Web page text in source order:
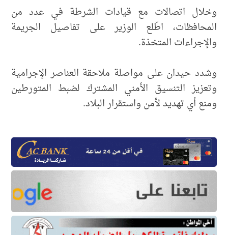
وخلال اتصالات مع قيادات الشرطة في عدد من
المحافظات، اطّلع الوزير على تفاصيل الجريمة
والإجراءات المتخذة.
وشدد حيدان على مواصلة ملاحقة العناصر الإجرامية
وتعزيز التنسيق الأمني المشترك لضبط المتورطين
ومنع أي تهديد لأمن واستقرار البلاد.